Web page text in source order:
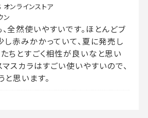
オンラインストア
ン
全然使いやすいです。ほとんどブ
し赤みかかっていて、夏に発売し
ちとすごく相性が良いなと思い
マスカラはすごい使いやすいので、
と思います。